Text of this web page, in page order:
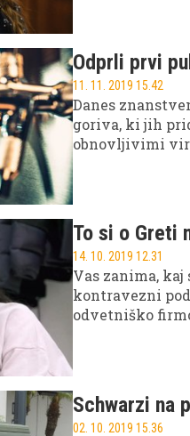
Odprli prvi
11. 11. 2019 15.42
Danes
goriva, ki jih
obnovljivimi
To si o Greti
14. 10. 2019 12.31
Vas zanima,
kontravezni
odvetniško
Schwarzi na
02. 10. 2019 15.36